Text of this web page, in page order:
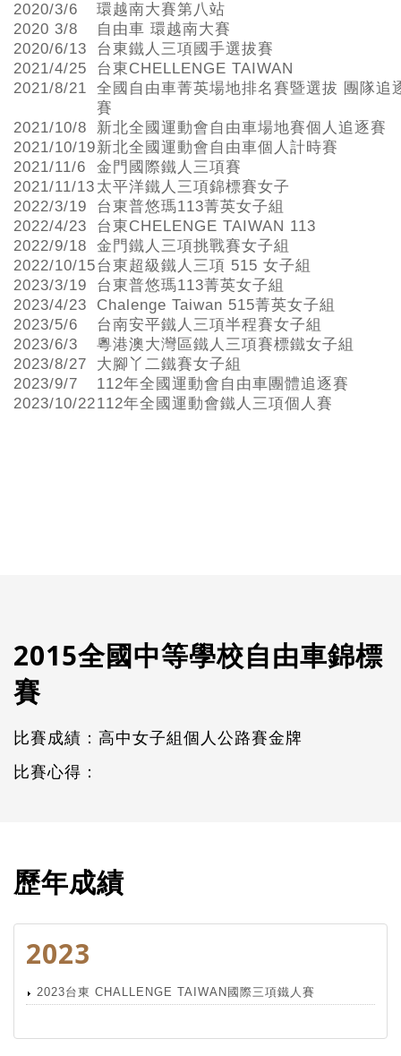
2020/3/6
環越南大賽第八站
2020 3/8
自由車 環越南大賽
2020/6/13
台東鐵人三項國手選拔賽
2021/4/25
台東CHELLENGE TAIWAN
2021/8/21
全國自由車菁英場地排名賽暨選拔 團隊追
賽
2021/10/8
新北全國運動會自由車場地賽個人追逐賽
2021/10/19新北全國運動會自由車個人計時賽
2021/11/6
金門國際鐵人三項賽
2021/11/13 太平洋鐵人三項錦標賽女子
2022/3/19
台東普悠瑪113菁英女子組
2022/4/23
台東CHELENGE TAIWAN 113
2022/9/18
金門鐵人三項挑戰賽女子組
2022/10/15台東超級鐵人三項 515 女子組
2023/3/19
台東普悠瑪113菁英女子組
2023/4/23
Chalenge Taiwan 515菁英女子組
2023/5/6
台南安平鐵人三項半程賽女子組
2023/6/3
粵港澳大灣區鐵人三項賽標鐵女子組
2023/8/27
大腳丫二鐵賽女子組
2023/9/7
112年全國運動會自由車團體追逐賽
2023/10/22112年全國運動會鐵人三項個人賽
2015全國中等學校自由車錦標
賽
比賽成績：高中女子組個人公路賽金牌
比賽心得：
歷年成績
2023
2023台東 CHALLENGE TAIWAN國際三項鐵人賽